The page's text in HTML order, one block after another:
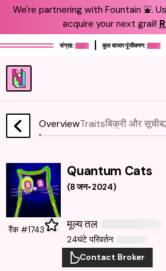
We're partnering with Fountain ⛲️.
acquire your next grail!
संग्रह: कुल बाजार पूंजीकरण:
OverviewTraitsबिक्री और
Quantum Cats
(8 जन॰ 2024)
रैंक #1743 मूल्य तल:
24घंटे परिवर्तन:
Contact Broker